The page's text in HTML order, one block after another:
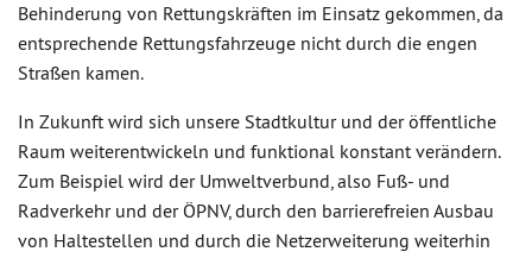
Behinderung von Rettungskräften im Einsatz gekommen, da
entsprechende Rettungsfahrzeuge nicht durch die engen
Straßen kamen.
In Zukunft wird sich unsere Stadtkultur und der öffentliche
Raum weiterentwickeln und funktional konstant verändern.
Zum Beispiel wird der Umweltverbund, also Fuß- und
Radverkehr und der ÖPNV, durch den barrierefreien Ausbau
von Haltestellen und durch die Netzerweiterung weiterhin